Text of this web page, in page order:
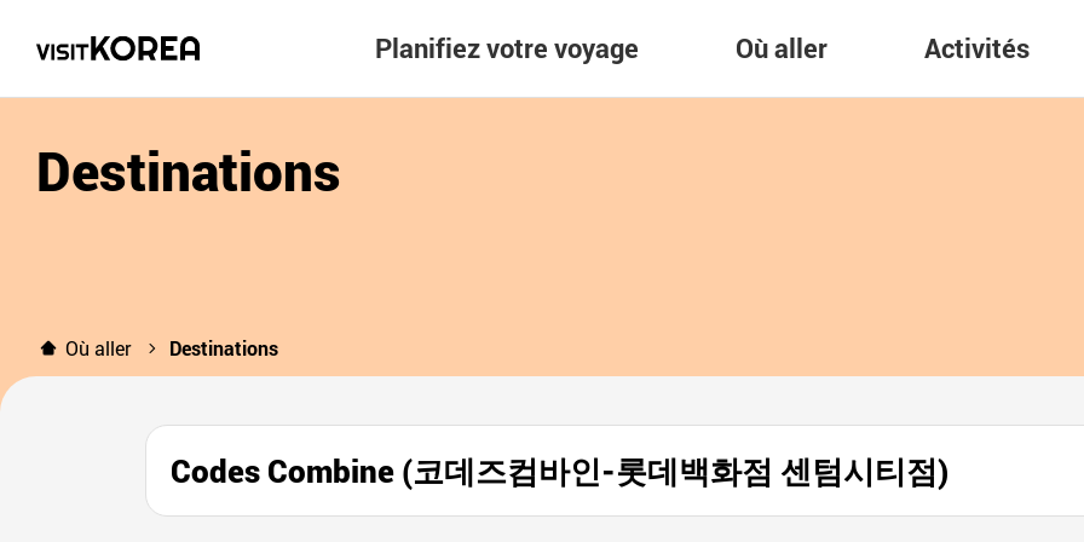
Planifiez votre voyage Où aller Activités
Destinations
Où aller Destinations
Codes Combine (코데즈컴바인-롯데백화점 센텀시티점)